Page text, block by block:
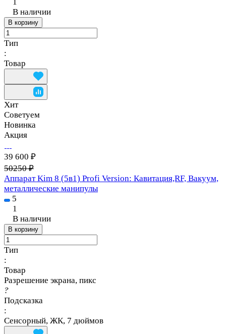
1
В наличии
В корзину
Тип
:
Товар
Хит
Советуем
Новинка
Акция
39 600 ₽
50250 ₽
Аппарат Kim 8 (5в1) Profi Version: Кавитация,RF, Вакуум,
металлические манипулы
5
1
В наличии
В корзину
Тип
:
Товар
Разрешение экрана, пикс
?
Подсказка
:
Сенсорный, ЖК, 7 дюймов